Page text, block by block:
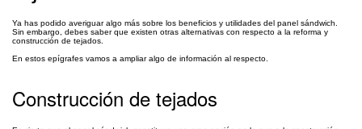
Ya has podido averiguar algo más sobre los beneficios y utilidades del panel sándwich.
Sin embargo, debes saber que existen otras alternativas con respecto a la reforma y
construcción de tejados.
En estos epígrafes vamos a ampliar algo de información al respecto.
Construcción de tejados